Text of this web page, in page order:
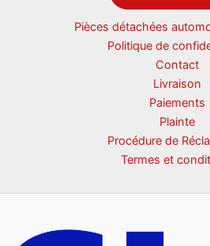
Pièces détachées
Politique de
Contact
Livraison
Paiements
Plainte
Procédure de
Termes et